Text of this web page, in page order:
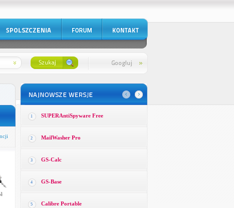
1 SUPERAntiSpyware Free
2 MailWasher Pro
3 GS-Calc
4 GS-Base
5 Calibre Portable